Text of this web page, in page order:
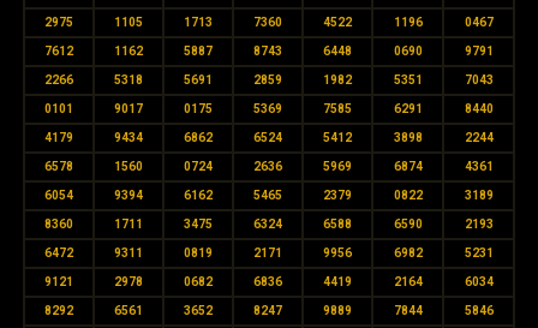
2975 1105 1713 7360 4522 1196 0467
7612 1162 5887 8743 6448 0690 9791
2266 5318 5691 2859 1982 5351 7043
0101 9017 0175 5369 7585 6291 8440
4179 9434 6862 6524 5412 3898 2244
6578 1560 0724 2636 5969 6874 4361
6054 9394 6162 5465 2379 0822 3189
8360 1711 3475 6324 6588 6590 2193
6472 9311 0819 2171 9956 6982 5231
9121 2978 0682 6836 4419 2164 6034
8292 6561 3652 8247 9889 7844 5846